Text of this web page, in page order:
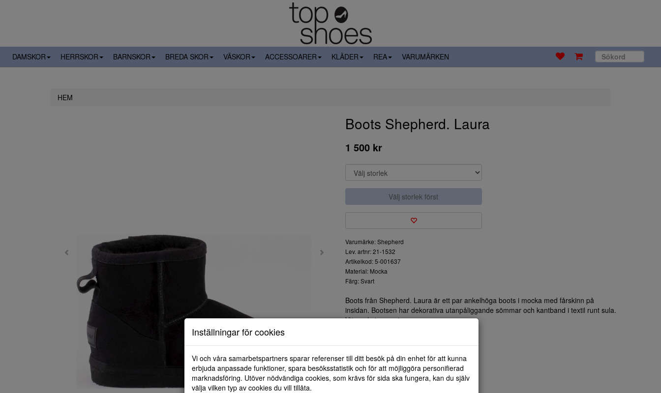
DAMSKOR HERRSKOR BARNSKOR BREDA SKOR VÄSKOR ACCESSOARER KLÄDER REA VARUMÄRKEN
HEM
Boots Shepherd. Laura
1 500 kr
Välj storlek först
Varumärke: Shepherd
Lev. artnr: 21-1532
Artikelkod: 5-001637
Material: Mocka
Färg: Svart
Boots från Shepherd. Laura är ett par ankelhöga boots i mocka med fårskinn på
insidan. Bootsen har dekorativa utanpåliggande sömmar och kantband i textil runt sula.
Yttersula i gummi.
Inställningar för cookies
Vi och våra samarbetspartners sparar referenser till ditt besök på din enhet för att kunna
erbjuda anpassade funktioner, spara besöksstatistik och för att möjliggöra personifierad
marknadsföring. Utöver nödvändiga cookies, som krävs för sida ska fungera, kan du själv
välja vilken typ av cookies du vill tillåta.